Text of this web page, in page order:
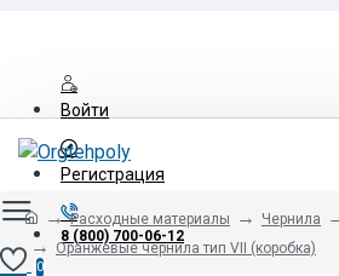
Войти
Регистрация
8 (800) 700-06-12
0
Расходные материалы Чернила
Оранжевые чернила тип VII (коробка)